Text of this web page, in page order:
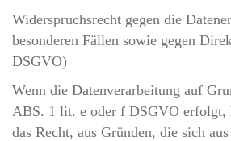
Widerspruchsrecht gegen die
besonderen Fällen sowie gegen
DSGVO)
Wenn die Datenverarbeitung auf
ABS. 1 lit. e oder f DSGVO erfolgt,
das Recht, aus Gründen, die sich